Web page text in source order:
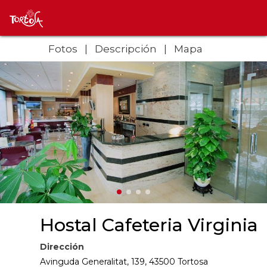
Fotos Descripción Mapa
Hostal Cafeteria Virginia
Dirección
Avinguda Generalitat, 139, 43500 Tortosa